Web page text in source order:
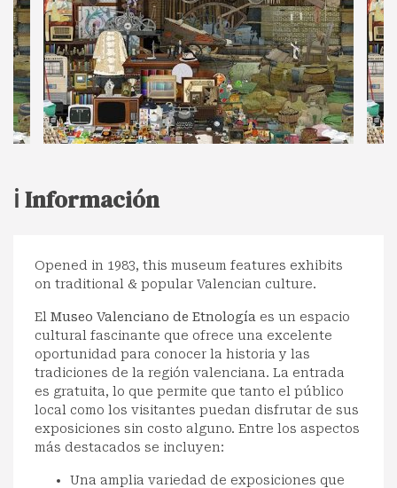
ℹ️ Información
Opened in 1983, this museum features exhibits
on traditional & popular Valencian culture.
El Museo Valenciano de Etnología es un espacio
cultural fascinante que ofrece una excelente
oportunidad para conocer la historia y las
tradiciones de la región valenciana. La entrada
es gratuita, lo que permite que tanto el público
local como los visitantes puedan disfrutar de sus
exposiciones sin costo alguno. Entre los aspectos
más destacados se incluyen:
Una amplia variedad de exposiciones que